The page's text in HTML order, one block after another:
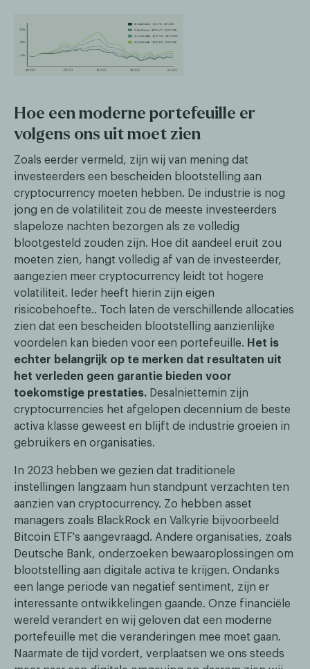
Hoe een moderne portefeuille er
volgens ons uit moet zien
Zoals eerder vermeld, zijn wij van mening dat
investeerders een bescheiden blootstelling aan
cryptocurrency moeten hebben. De industrie is nog
jong en de volatiliteit zou de meeste investeerders
slapeloze nachten bezorgen als ze volledig
blootgesteld zouden zijn. Hoe dit aandeel eruit zou
moeten zien, hangt volledig af van de investeerder,
aangezien meer cryptocurrency leidt tot hogere
volatiliteit. Ieder heeft hierin zijn eigen
risicobehoefte.. Toch laten de verschillende allocaties
zien dat een bescheiden blootstelling aanzienlijke
voordelen kan bieden voor een portefeuille. Het is
echter belangrijk op te merken dat resultaten uit
het verleden geen garantie bieden voor
toekomstige prestaties. Desalniettemin zijn
cryptocurrencies het afgelopen decennium de beste
activa klasse geweest en blijft de industrie groeien in
gebruikers en organisaties.
In 2023 hebben we gezien dat traditionele
instellingen langzaam hun standpunt verzachten ten
aanzien van cryptocurrency. Zo hebben asset
managers zoals BlackRock en Valkyrie bijvoorbeeld
Bitcoin ETF's aangevraagd. Andere organisaties, zoals
Deutsche Bank, onderzoeken bewaaroplossingen om
blootstelling aan digitale activa te krijgen. Ondanks
een lange periode van negatief sentiment, zijn er
interessante ontwikkelingen gaande. Onze financiële
wereld verandert en wij geloven dat een moderne
portefeuille met die veranderingen mee moet gaan.
Naarmate de tijd vordert, verplaatsen we ons steeds